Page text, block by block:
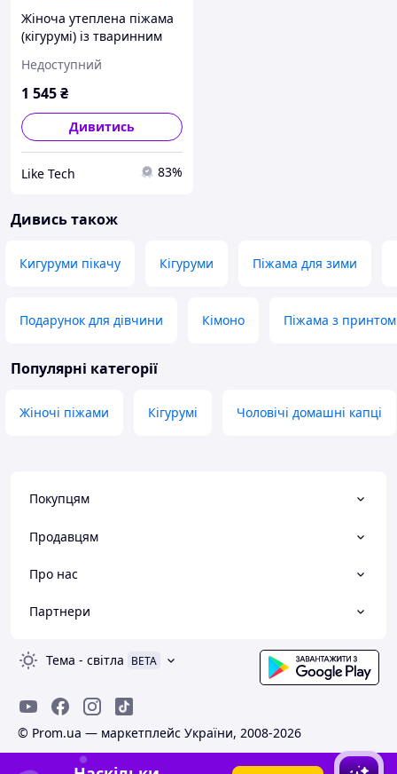
Жіноча утеплена піжама
(кігурумі) із тваринним
комфортна піжама
рожевого кольору з
флісі
Недоступний
1 545₴
Дивитись
Like Tech 83%
Дивись також
Кигуруми пікачу Кігуруми Піжама для зими
Подарунок для дівчини Кімоно Піжама з принтом
Популярні категорії
Жіночі піжами Кігурумі Чоловічі домашні капці
Покупцям
Продавцям
Про нас
Партнери
Тема - світла BETA
© Prom.ua — маркетплейс України, 2008-2026